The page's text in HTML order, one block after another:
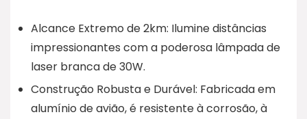
Alcance Extremo de 2km: Ilumine distâncias
impressionantes com a poderosa lâmpada de
laser branca de 30W.
Construção Robusta e Durável: Fabricada em
alumínio de avião, é resistente à corrosão, à